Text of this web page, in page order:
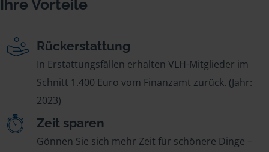
Ihre Vorteile
Rückerstattung
In Erstattungsfällen erhalten VLH-Mitglieder im
Schnitt 1.400 Euro vom Finanzamt zurück. (Jahr:
2023)
Zeit sparen
Gönnen Sie sich mehr Zeit für schönere Dinge –